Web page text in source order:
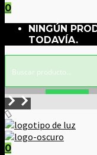
0
NINGÚN
TODAVÍA.
0